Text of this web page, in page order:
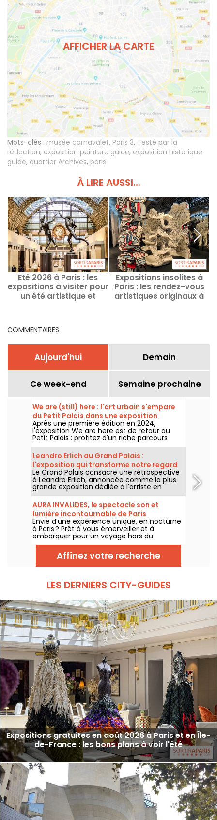
AFFICHER LA CARTE
Mots-clés : musée carnavalet, Paris 3, Testé par la
rédaction, exposition peinture guide, exposition historique
guide, quartier Archives, paris
À LIRE AUSSI...
Eté 2026 à Paris : les
expositions à visiter pour
un été artistique et
Expositions insolites à
Paris : les rendez-vous
artistiques originaux à
COMMENTAIRES
Aujourd'hui Demain
Ce week-end Semaine prochaine
We are (still) here : l'art urbain s'empare
du Petit Palais dans une exposition
gratuite cet été
Après une première édition en 2024,
l'exposition We are here est de retour au
Petit Palais : profitez d'un riche parcours
d'art urbain en plein cœur du musée des
Beaux-Arts. L'exposition est visible
gratuitement du 20 juin au 20 septembre
2026.
Leandro Erlich au Grand Palais :
l'exposition qui transforme notre regard
sur le réel - nos photos
Le Grand Palais consacre une rétrospective
à Leandro Erlich, annoncée comme la plus
grande exposition dédiée à l'artiste en
Europe ! Rendez-vous du 2 juin au 6
septembre 2026 pour découvrir l'univers
singulier de Leandro Erlich, connu pour ses
installations qui brouillent nos repères et
notre perception dans l'espace public.
AURA INVALIDES, le spectacle son et
lumière incontournable de Paris
Envie d’une expérience unique, en nocturne
à Paris ? Prêt à vous émerveiller et à
embarquer pour un voyage hors du
temps dans un lieu mythique du patrimoine
? Courrez découvrir AURA INVALIDES, un
spectacle son et lumière, pour découvrir
l’iconique Dôme des Invalides, à la tombée
Dôme, qui saura séduire petits et grands.
Affinez votre recherche
LES DERNIERS CITY-GUIDES
Expositions gratuites en août 2026 à Paris et en Île-
de-France : les bons plans à voir l'été